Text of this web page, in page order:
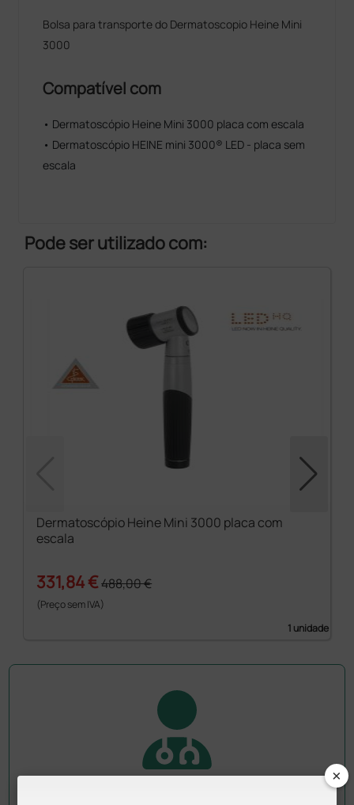
Bolsa para transporte do Dermatoscopio Heine Mini
3000
Compatível com
• Dermatoscópio Heine Mini 3000 placa com escala
• Dermatoscópio HEINE mini 3000® LED - placa sem
escala
Pode ser utilizado com:
Dermatoscópio Heine Mini 3000 placa com
escala
331,84 €488,00 €
(Preço sem IVA)
1 unidade
×